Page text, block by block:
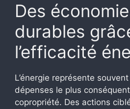
Des
durables
l’efficacité
L’énergie représente
dépenses le plus
copropriété. Des actions